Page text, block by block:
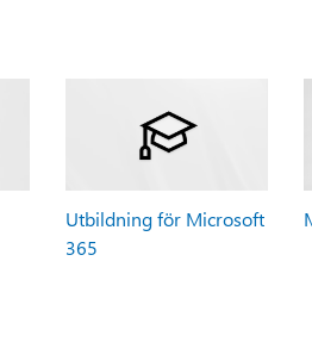
Utbildning för Microsoft
365